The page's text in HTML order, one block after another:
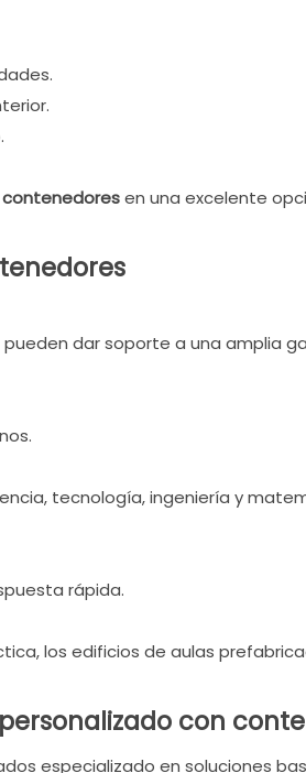
en una excelente
dar soporte a una amplia
tecnología, ingeniería y
rápida.
los edificios de aulas
con
especializado en soluciones